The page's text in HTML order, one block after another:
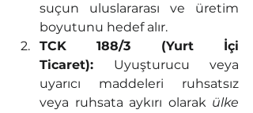
suçun uluslararası ve üretim
boyutunu hedef alır.
TCK 188/3 (Yurt İçi
Ticaret): Uyuşturucu veya
uyarıcı maddeleri ruhsatsız
veya ruhsata aykırı olarak ülke